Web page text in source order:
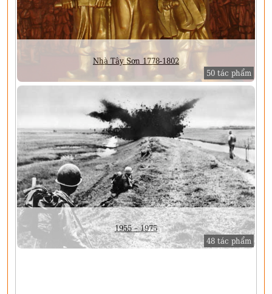
Nhà Tây Sơn 1778-1802
50 tác phẩm
1955 – 1975
48 tác phẩm